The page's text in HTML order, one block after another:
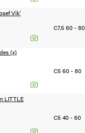
Vik'
C7.5 60 - 80
(x)
C5 60 - 80
LITTLE
C5 40 - 60